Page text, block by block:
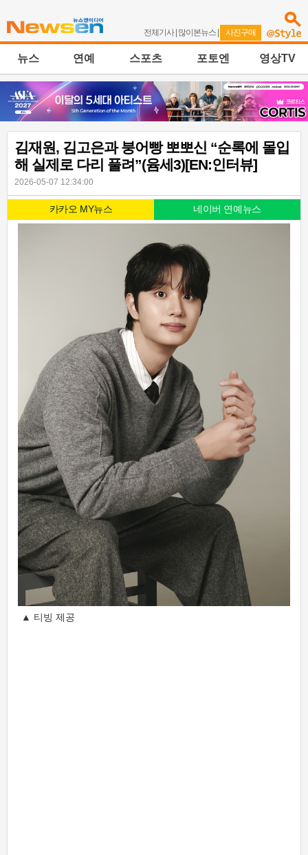
전체기사| 많이본뉴스 | 사진구매
뉴스 연예 스포츠 포토엔 영상TV
김재원, 김고은과 붕어빵 뽀뽀신 “순록에 몰입
해 실제로 다리 풀려”(윰세3)[EN:인터뷰]
2026-05-07 12:34:00
카카오 MY뉴스 네이버 연예뉴스
▲ 티빙 제공